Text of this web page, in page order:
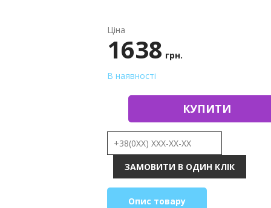
Ціна
1638 грн.
В наявності
КУПИТИ
Опис товару